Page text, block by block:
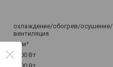
охлаждение/обогрев/осушение/
вентиляция
70 м²
7000 Вт